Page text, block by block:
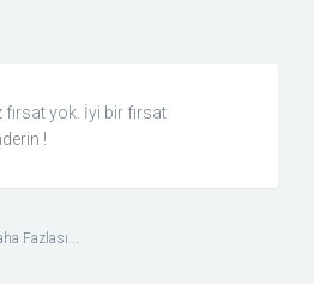
yok. İyi bir fırsat
!
Fazlası...